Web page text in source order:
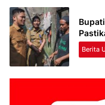
Berita